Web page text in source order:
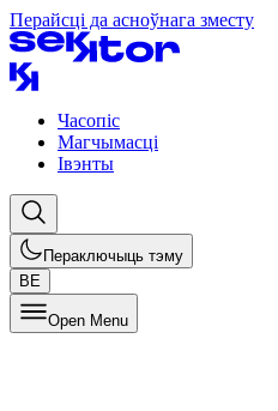
Перайсці да асноўнага зместу
Часопіс
Магчымасці
Івэнты
Пераключыць тэму
BE
Open Menu